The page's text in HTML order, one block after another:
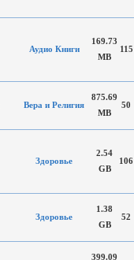
Аудио Книги
169.73
MB
115
Вера и Религия
875.69
MB
50
Здоровье
2.54
GB
106
Здоровье
1.38
GB
52
399.09